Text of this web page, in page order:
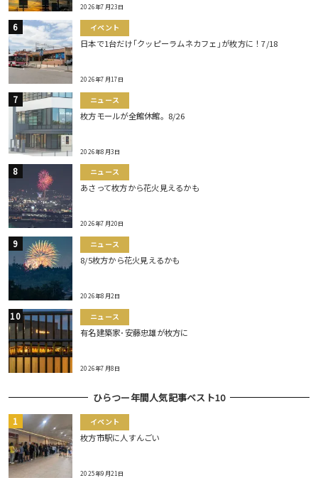
2026年7月23日
イベント
日本で1台だけ｢クッピーラムネカフェ｣が枚方に！7/18
2026年7月17日
ニュース
枚方モールが全館休館。8/26
2026年8月3日
ニュース
あさって枚方から花火見えるかも
2026年7月20日
ニュース
8/5枚方から花火見えるかも
2026年8月2日
ニュース
有名建築家･安藤忠雄が枚方に
2026年7月8日
ひらつー年間人気記事ベスト10
イベント
枚方市駅に人すんごい
2025年9月21日